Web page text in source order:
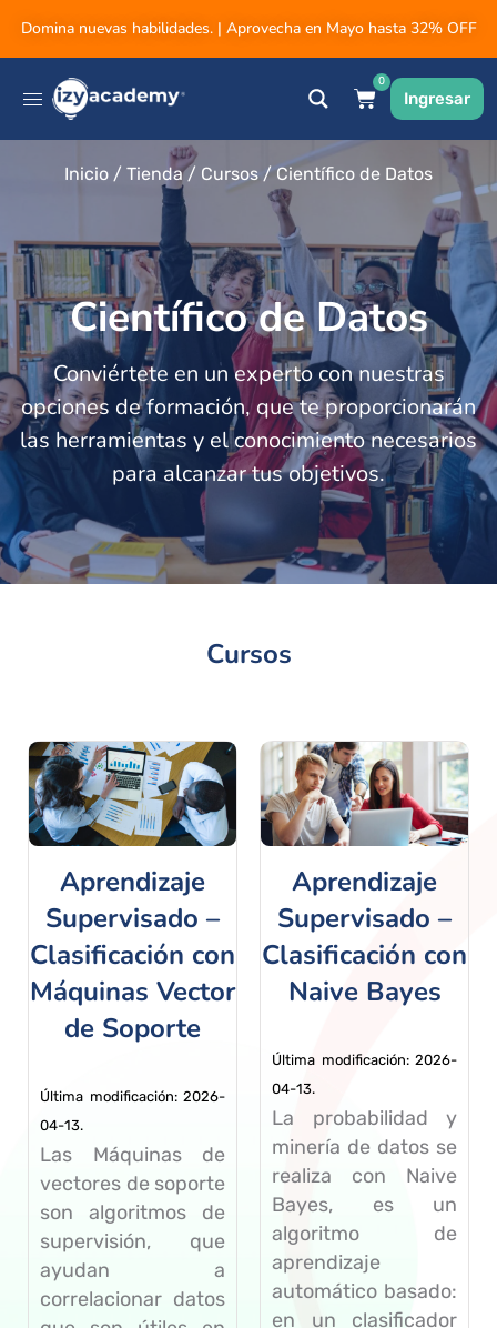
Domina nuevas habilidades. | Aprovecha en Mayo hasta 32% OFF
0
Ingresar
Inicio / Tienda/ Cursos/ Científico de Datos
Científico de Datos
Conviértete en un experto con nuestras
opciones de formación, que te proporcionarán
las herramientas y el conocimiento necesarios
para alcanzar tus objetivos.
Cursos
Aprendizaje
Supervisado –
Clasificación con
Máquinas Vector
de Soporte
Última modificación: 2026-
04-13.
Las Máquinas de
vectores de soporte
son algoritmos de
supervisión, que
ayudan a
correlacionar datos
Aprendizaje
Supervisado –
Clasificación con
Naive Bayes
Última modificación: 2026-
04-13.
La probabilidad y
minería de datos se
realiza con Naive
Bayes, es un
algoritmo de
aprendizaje
automático basado:
en un clasificador